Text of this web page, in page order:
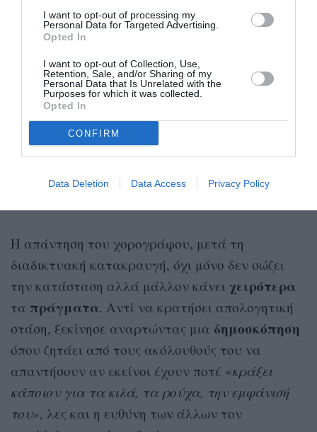
I want to opt-out of processing my
Personal Data for Targeted Advertising.
Opted In
I want to opt-out of Collection, Use,
Retention, Sale, and/or Sharing of my
Personal Data that Is Unrelated with the
Purposes for which it was collected.
Opted In
CONFIRM
Data Deletion Data Access Privacy Policy
Η απάντηση του χορογράφου, μετά τη
διαδικτυακή κατακραυγή, όχι μόνο δεν σώζει
την κατάσταση αλλά μάλλον κάνει χειρότερα
τα πράγματα. Αντί να κρατήσει απολογητική
στάση, ξεκίνησε αναρτώντας μια δημοσκόπηση
όπου ζητάει από τους ακόλουθούς του να
απαντήσουν αν εκείνοι έχουν ποτέ «κράξει
κάποιον για τα κιλά, τα ρούχα, την εμφάνισή
του», λες και η ευθύνη των άλλων τον